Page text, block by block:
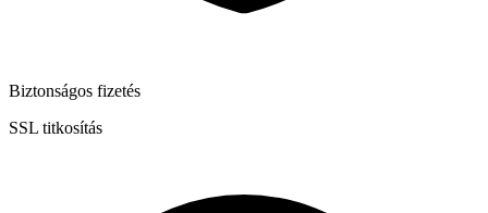
Biztonságos fizetés
SSL titkosítás